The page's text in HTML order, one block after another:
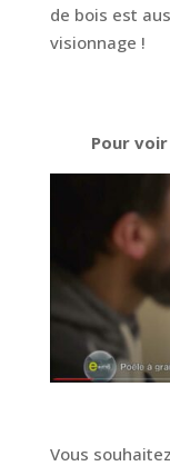
de bois est
visionnage !
Pour
Vous